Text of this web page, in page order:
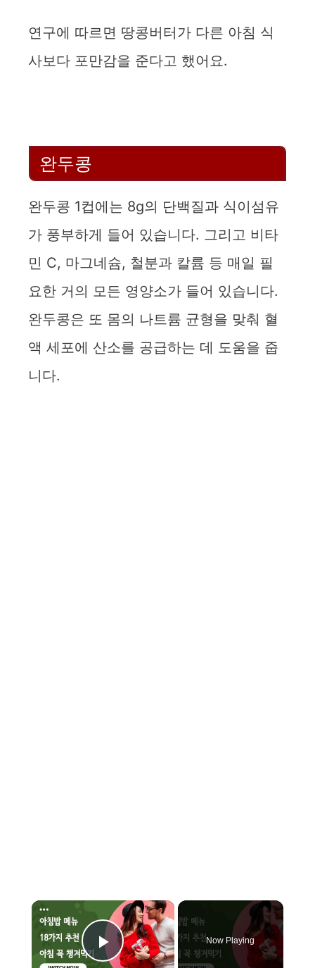
연구에 따르면 땅콩버터가 다른 아침 식
사보다 포만감을 준다고 했어요.
완두콩
완두콩 1컵에는 8g의 단백질과 식이섬유
가 풍부하게 들어 있습니다. 그리고 비타
민 C, 마그네슘, 철분과 칼륨 등 매일 필
요한 거의 모든 영양소가 들어 있습니다.
완두콩은 또 몸의 나트륨 균형을 맞춰 혈
액 세포에 산소를 공급하는 데 도움을 줍
니다.
×
Play Video
Now Playing